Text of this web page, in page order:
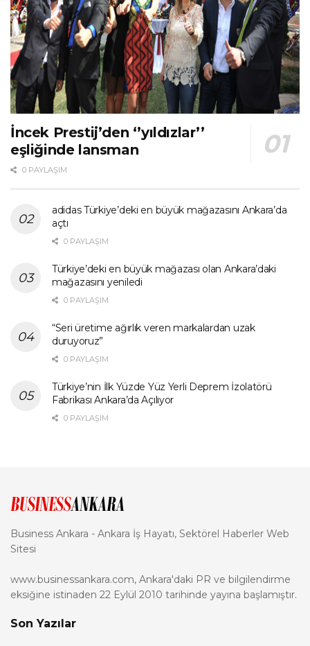
İncek Prestij’den ‘’yıldızlar’’
eşliğinde lansman
0 PAYLAŞIM
adidas Türkiye’deki en büyük mağazasını Ankara’da
açtı
0 PAYLAŞIM
Türkiye’deki en büyük mağazası olan Ankara’daki
mağazasını yeniledi
0 PAYLAŞIM
“Seri üretime ağırlık veren markalardan uzak
duruyoruz”
0 PAYLAŞIM
Türkiye’nin İlk Yüzde Yüz Yerli Deprem İzolatörü
Fabrikası Ankara’da Açılıyor
0 PAYLAŞIM
Business Ankara - Ankara İş Hayatı, Sektörel Haberler Web
Sitesi
www.businessankara.com, Ankara'daki PR ve bilgilendirme
eksiğine istinaden 22 Eylül 2010 tarihinde yayına başlamıştır.
Son Yazılar